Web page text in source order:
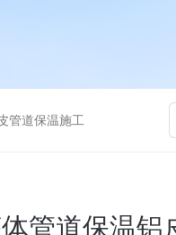
管道保温施工
管道保温铝